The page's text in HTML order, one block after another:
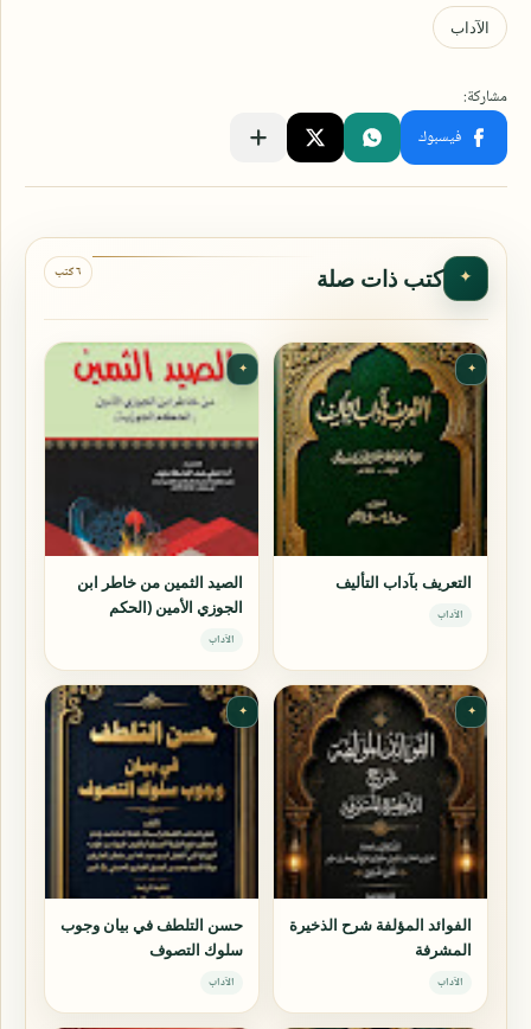
✦ كتب ذات صلة ٦ كتب
✦
التعريف بآداب التأليف
الآداب
✦
الصيد الثمين من خاطر ابن
الجوزي الأمين (الحكم
الجوزية)
الآداب
✦
الفوائد المؤلفة شرح الذخيرة
المشرفة
الآداب
✦
حسن التلطف في بيان وجوب
سلوك التصوف
الآداب